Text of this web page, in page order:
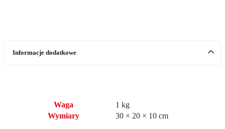
Informacje dodatkowe
Waga
1 kg
Wymiary
30 × 20 × 10 cm